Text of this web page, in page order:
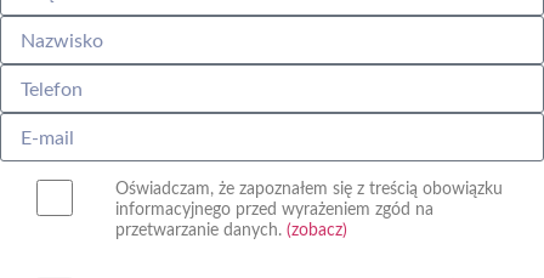
Oświadczam, że zapoznałem się z treścią obowiązku
informacyjnego przed wyrażeniem zgód na
przetwarzanie danych. (zobacz)